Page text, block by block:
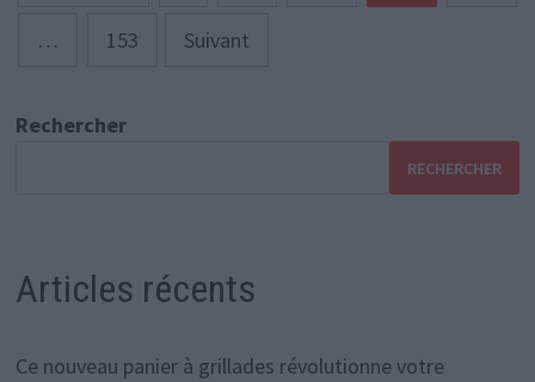
… 153 Suivant
Rechercher
RECHERCHER
Articles récents
Ce nouveau panier à grillades révolutionne votre